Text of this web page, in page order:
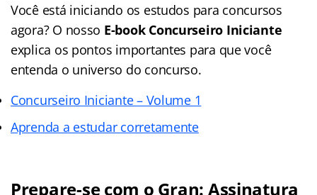
Você está iniciando os estudos para concursos
agora? O nosso E-book Concurseiro Iniciante
explica os pontos importantes para que você
entenda o universo do concurso.
Concurseiro Iniciante – Volume 1
Aprenda a estudar corretamente
Prepare-se com o Gran: Assinatura